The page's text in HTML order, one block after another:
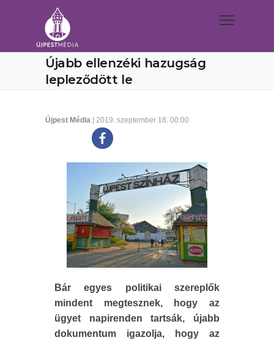
Újabb ellenzéki hazugság
lepleződött le
Újpest Média | 2019. szeptember 18. 00:00
Bár egyes politikai szereplők
mindent megtesznek, hogy az
ügyet napirenden tartsák, újabb
dokumentum igazolja, hogy az